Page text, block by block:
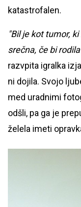
katastrofalen.
"Bil je kot tumor,
srečna, če bi
razvpita igralka
ni dojila. Svojo
med uradnimi
odšli, pa ga je
želela imeti